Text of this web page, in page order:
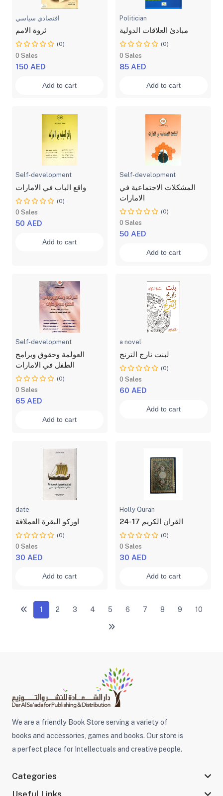
اقتصادي سياسي
ثروة الامم
(0)
0 Sales
150 AED
Add to cart
Politician
مبادئ العلاقات الدولية
(0)
0 Sales
85 AED
Add to cart
Self-development
واقع الباب في الامارات
(0)
0 Sales
50 AED
Add to cart
Self-development
المشكلات الاجتماعية في
الامارات
(0)
0 Sales
50 AED
Add to cart
Self-development
العولمة وحقوق وبرامج
الطفل في الامارات
(0)
0 Sales
65 AED
Add to cart
a novel
لبنت نارج الترنج
(0)
0 Sales
60 AED
Add to cart
date
اوركو البقرة العملاقة
(0)
0 Sales
30 AED
Add to cart
Holly Quran
القران الكريم 17-24
(0)
0 Sales
30 AED
Add to cart
1 2 3 4 5 6 7 8 9 10
We are a friendly Book Store serving a variety of
books and accessories, games and books. Our store is
a perfect place for Intellectuals and creative people.
Categories
Useful Links